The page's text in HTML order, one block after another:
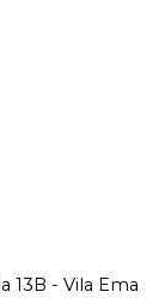
13B - Vila Ema